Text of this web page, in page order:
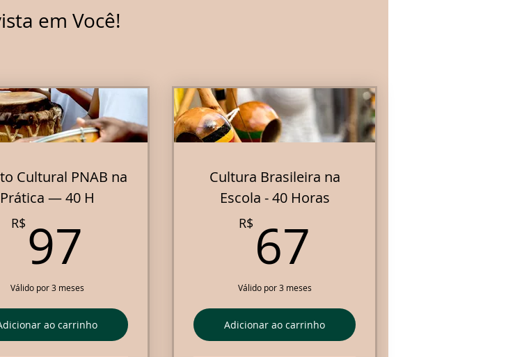
em Você!
Cultural PNAB na
Prática — 40 H
R$ 97
Válido por 3 meses
ao carrinho
Cultura Brasileira na
Escola - 40 Horas
R$ 67
Válido por 3 meses
Adicionar ao carrinho